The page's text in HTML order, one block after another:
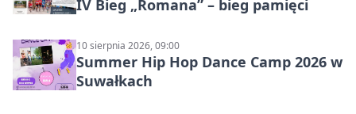
IV Bieg „Romana” – bieg pamięci
10 sierpnia 2026, 09:00
Summer Hip Hop Dance Camp 2026 w
Suwałkach